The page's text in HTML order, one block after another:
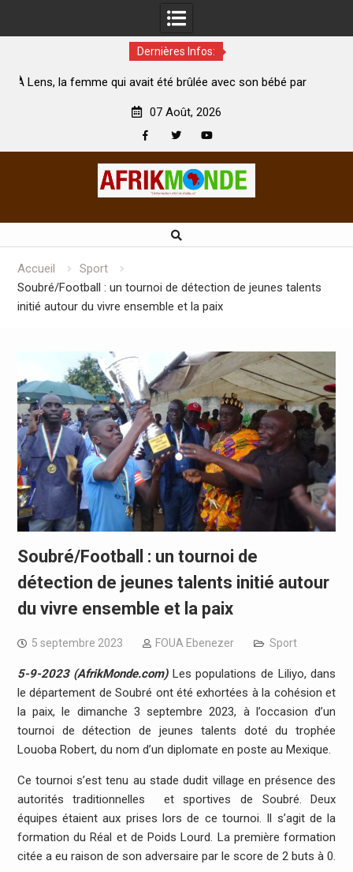
Dernières Infos:
brûlée avec son bébé par
Coopération: Le ministre Indien
07 Août, 2026
Accueil
Sport
Soubré/Football : un tournoi de détection de jeunes talents
initié autour du vivre ensemble et la paix
Soubré/Football : un tournoi de
détection de jeunes talents initié autour
du vivre ensemble et la paix
5 septembre 2023 FOUA Ebenezer Sport
5-9-2023 (AfrikMonde.com)Les populations de Liliyo, dans
le département de Soubré ont été exhortées à la cohésion et
la paix, le dimanche 3 septembre 2023, à l’occasion d’un
tournoi de détection de jeunes talents doté du trophée
Louoba Robert, du nom d’un diplomate en poste au Mexique.
Ce tournoi s’est tenu au stade dudit village en présence des
autorités traditionnelles et sportives de Soubré. Deux
équipes étaient aux prises lors de ce tournoi. Il s’agit de la
formation du Réal et de Poids Lourd. La première formation
citée a eu raison de son adversaire par le score de 2 buts à 0.